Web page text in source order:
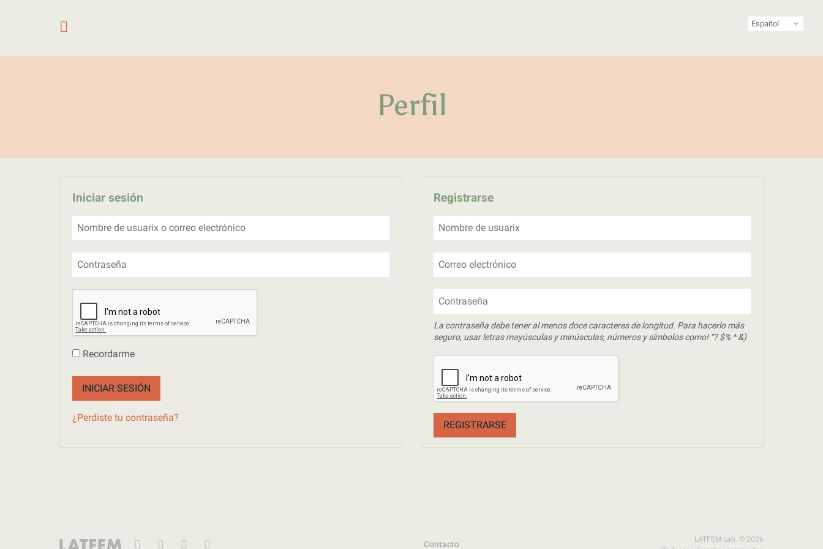
Perfil
Iniciar sesión
Nombre de usuarix o correo electrónico
Contraseña
Recordarme
INICIAR SESIÓN
¿Perdiste tu contraseña?
Registrarse
Nombre de usuarix
Correo electrónico
Contraseña
La contraseña debe tener al menos doce caracteres de longitud. Para hacerlo más
seguro, usar letras mayúsculas y minúsculas, números y símbolos como! “? $% ^ &)
REGISTRARSE
Contacto
LATFEM Lab. © 2026
Español